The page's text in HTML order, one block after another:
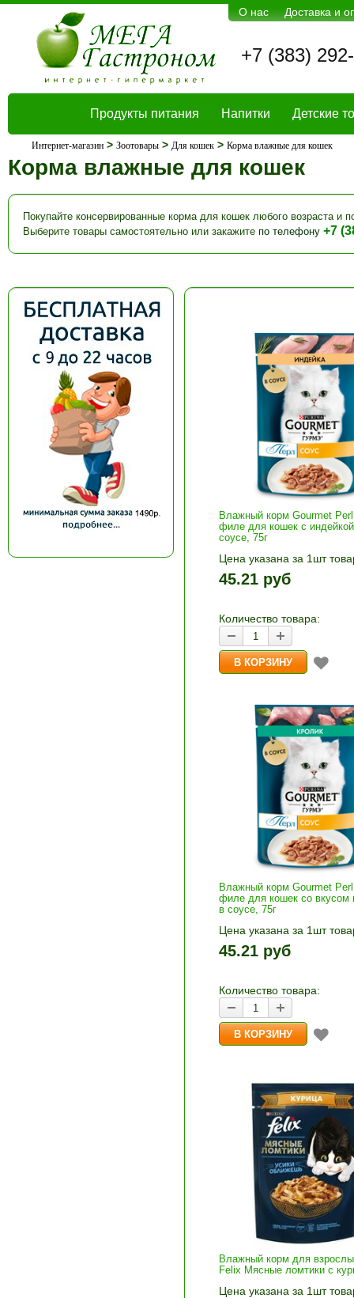
О нас Доставка и
+7 (383)
Продукты питания Напитки Детские
Интернет-магазин> Зоотовары> Для кошек> Корма влажные для кошек
Корма влажные для кошек
Покупайте консервированные корма для кошек любого возраста и
Выберите товары самостоятельно или закажите по телефону +7
Влажный корм Gourmet
филе для кошек с
соусе, 75г
Цена указана за 1шт
1шт прибавляется
и «-». Выберите нужное
корзину»
45.21 руб
Количество товара:
Влажный корм Gourmet
филе для кошек со вкусом
в соусе, 75г
Цена указана за 1шт
1шт прибавляется
и «-». Выберите нужное
корзину»
45.21 руб
Количество товара:
Влажный корм для
Felix Мясные ломтики с
Цена указана за 1шт